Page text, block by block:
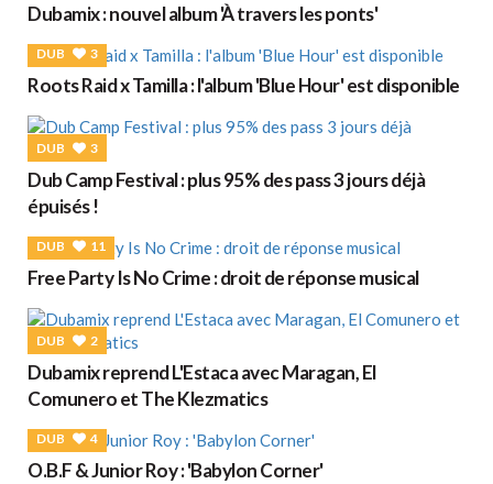
Dubamix : nouvel album 'À travers les ponts'
DUB 3
Roots Raid x Tamilla : l'album 'Blue Hour' est disponible
DUB 3
Dub Camp Festival : plus 95% des pass 3 jours déjà
épuisés !
DUB 11
Free Party Is No Crime : droit de réponse musical
DUB 2
Dubamix reprend L'Estaca avec Maragan, El
Comunero et The Klezmatics
DUB 4
O.B.F & Junior Roy : 'Babylon Corner'